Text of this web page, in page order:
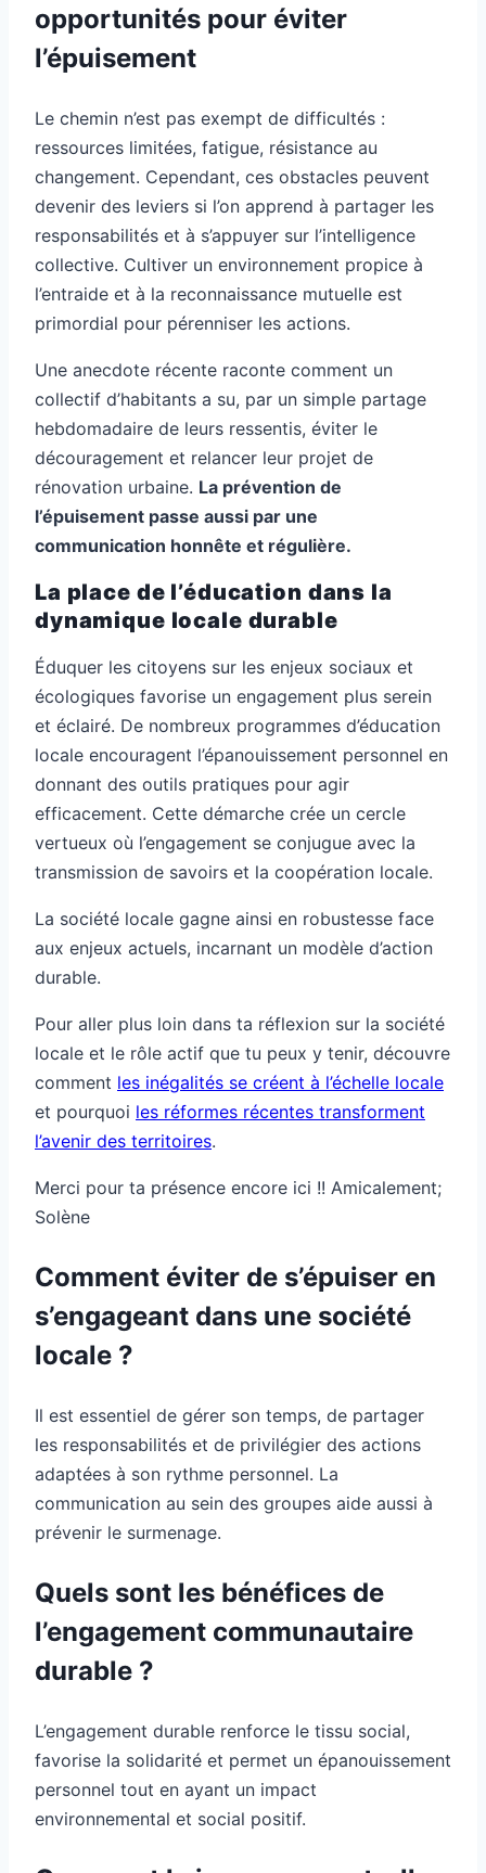
opportunités pour éviter
l’épuisement
Le chemin n’est pas exempt de difficultés :
ressources limitées, fatigue, résistance au
changement. Cependant, ces obstacles peuvent
devenir des leviers si l’on apprend à partager les
responsabilités et à s’appuyer sur l’intelligence
collective. Cultiver un environnement propice à
l’entraide et à la reconnaissance mutuelle est
primordial pour pérenniser les actions.
Une anecdote récente raconte comment un
collectif d’habitants a su, par un simple partage
hebdomadaire de leurs ressentis, éviter le
découragement et relancer leur projet de
rénovation urbaine. La prévention de
l’épuisement passe aussi par une
communication honnête et régulière.
La place de l’éducation dans la
dynamique locale durable
Éduquer les citoyens sur les enjeux sociaux et
écologiques favorise un engagement plus serein
et éclairé. De nombreux programmes d’éducation
locale encouragent l’épanouissement personnel en
donnant des outils pratiques pour agir
efficacement. Cette démarche crée un cercle
vertueux où l’engagement se conjugue avec la
transmission de savoirs et la coopération locale.
La société locale gagne ainsi en robustesse face
aux enjeux actuels, incarnant un modèle d’action
durable.
Pour aller plus loin dans ta réflexion sur la société
locale et le rôle actif que tu peux y tenir, découvre
comment les inégalités se créent à l’échelle locale
et pourquoi les réformes récentes transforment
l’avenir des territoires.
Merci pour ta présence encore ici !! Amicalement;
Solène
Comment éviter de s’épuiser en
s’engageant dans une société
locale ?
Il est essentiel de gérer son temps, de partager
les responsabilités et de privilégier des actions
adaptées à son rythme personnel. La
communication au sein des groupes aide aussi à
prévenir le surmenage.
Quels sont les bénéfices de
l’engagement communautaire
durable ?
L’engagement durable renforce le tissu social,
favorise la solidarité et permet un épanouissement
personnel tout en ayant un impact
environnemental et social positif.